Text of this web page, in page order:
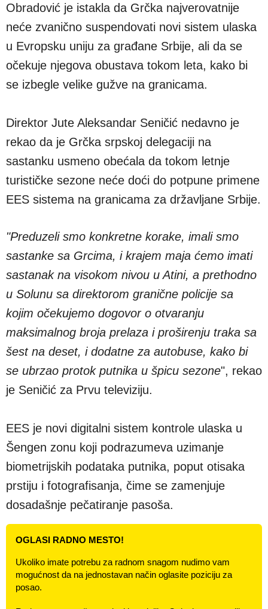
Obradović je istakla da Grčka najverovatnije
neće zvanično suspendovati novi sistem ulaska
u Evropsku uniju za građane Srbije, ali da se
očekuje njegova obustava tokom leta, kako bi
se izbegle velike gužve na granicama.
Direktor Jute Aleksandar Seničić nedavno je
rekao da je Grčka srpskoj delegaciji na
sastanku usmeno obećala da tokom letnje
turističke sezone neće doći do potpune primene
EES sistema na granicama za državljane Srbije.
"Preduzeli smo konkretne korake, imali smo
sastanke sa Grcima, i krajem maja ćemo imati
sastanak na visokom nivou u Atini, a prethodno
u Solunu sa direktorom granične policije sa
kojim očekujemo dogovor o otvaranju
maksimalnog broja prelaza i proširenju traka sa
šest na deset, i dodatne za autobuse, kako bi
se ubrzao protok putnika u špicu sezone", rekao
je Seničić za Prvu televiziju.
EES je novi digitalni sistem kontrole ulaska u
Šengen zonu koji podrazumeva uzimanje
biometrijskih podataka putnika, poput otisaka
prstiju i fotografisanja, čime se zamenjuje
dosadašnje pečatiranje pasoša.
OGLASI RADNO MESTO!
Ukoliko imate potrebu za radnom snagom nudimo vam
mogućnost da na jednostavan način oglasite poziciju za
posao.